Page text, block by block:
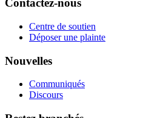
Contactez-nous
Centre de soutien
Déposer une plainte
Nouvelles
Communiqués
Discours